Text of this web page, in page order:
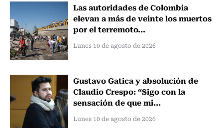
Las autoridades de Colombia
elevan a más de veinte los muertos
por el terremoto...
Lunes 10 de agosto de 2026
Gustavo Gatica y absolución de
Claudio Crespo: “Sigo con la
sensación de que mi...
Lunes 10 de agosto de 2026